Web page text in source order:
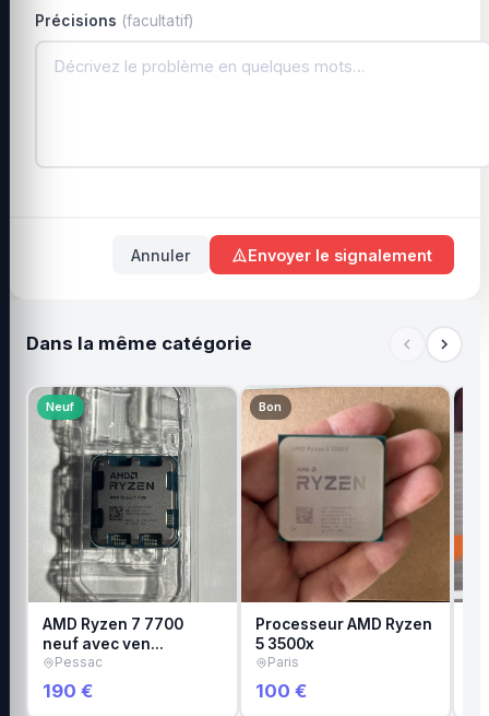
Précisions (facultatif)
Annuler Envoyer le signalement
Dans la même catégorie
Neuf
AMD Ryzen 7 7700
neuf avec ven…
Pessac
190 €
Bon
Processeur AMD Ryzen
5 3500x
Paris
100 €